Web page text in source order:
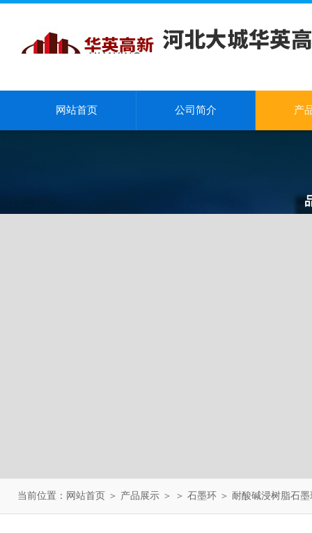
网站首页 公司简介 产
当前位置： 网站首页 ＞ 产品展示 ＞ ＞ 石墨环 ＞ 耐酸碱浸树脂石